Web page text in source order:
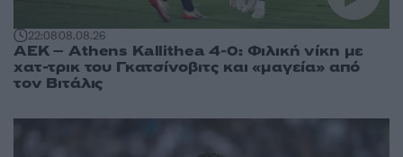
22:0808.08.26
ΑΕΚ – Athens Kallithea 4-0: Φιλική νίκη με
χατ-τρικ του Γκατσίνοβιτς και «μαγεία» από
τον Βιτάλις